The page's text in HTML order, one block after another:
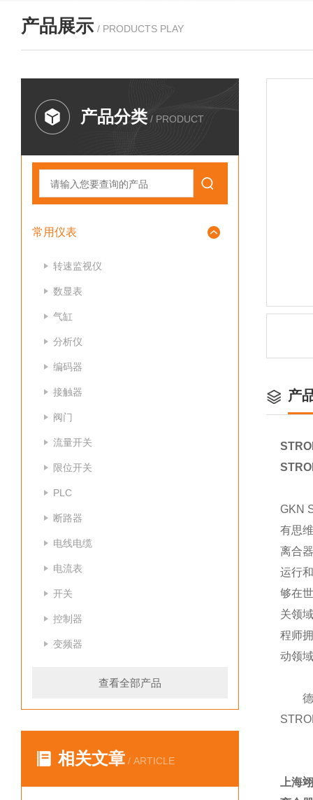
产品展示 / PRODUCTS PLAY
产品分类 / PRODUCT
常用仪表
转速监视仪
数显表
气缸
分析仪
编码器
接触器
阀门
流量开关
限位开关
PLC
断路器
电线电缆
电流表
开关
控制器
变频器
查看全部产品
相关文章 / ARTICLE
产
GKN
有思
离合
运行
够在
关领
程师
动领
德国
上海